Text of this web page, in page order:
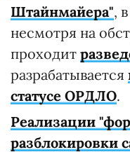
Штайнмайера",
несмотря на
проходит
разрабатывается
статусе ОРДЛО.
Реализации
разблокировки